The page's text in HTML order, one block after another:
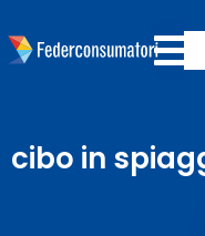
cibo in